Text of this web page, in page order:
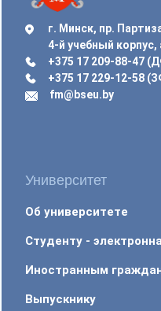
г. Минск, пр.
4-й учебный корпус,
+375 17 209-88-47
+375 17 229-12-58
fm@bseu.by
Университет
Об университете
Студенту -
Иностранным
Выпускнику